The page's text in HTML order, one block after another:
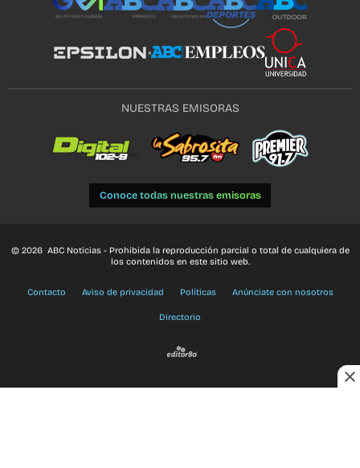
NUESTRAS EMISORAS
Conoce todas nuestras emisoras
© 2026 ABC Noticias - Prohibida la reproducción parcial o total de cualquiera de
los contenidos en este sitio web.
Contacto Aviso de privacidad Políticas Anúnciate con nosotros
Directorio